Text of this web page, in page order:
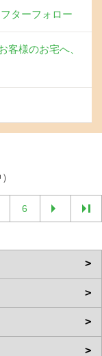
ターフォロー
客様のお宅へ、
6